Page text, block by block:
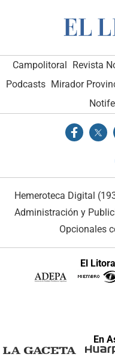
Campolitoral Revista
Podcasts Mirador
Notife
Hemeroteca Digital
Administración y
Opcionales
El
En